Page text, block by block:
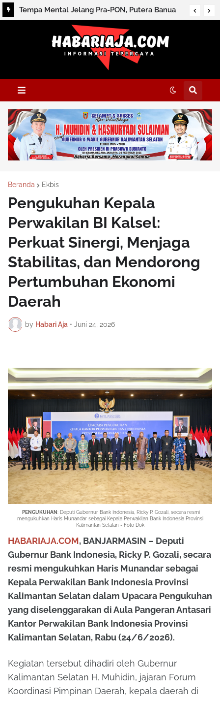
Tempa Mental Jelang Pra-PON, Putera Banua
Ikut Nusantara Futsal League
Beranda Ekbis
Pengukuhan Kepala
Perwakilan BI Kalsel:
Perkuat Sinergi, Menjaga
Stabilitas, dan Mendorong
Pertumbuhan Ekonomi
Daerah
by Habari Aja • Juni 24, 2026
PENGUKUHAN: Deputi Gubernur Bank Indonesia, Ricky P. Gozali, secara resmi
mengukuhkan Haris Munandar sebagai Kepala Perwakilan Bank Indonesia Provinsi
Kalimantan Selatan - Foto Dok
HABARIAJA.COM, BANJARMASIN – Deputi
Gubernur Bank Indonesia, Ricky P. Gozali, secara
resmi mengukuhkan Haris Munandar sebagai
Kepala Perwakilan Bank Indonesia Provinsi
Kalimantan Selatan dalam Upacara Pengukuhan
yang diselenggarakan di Aula Pangeran Antasari
Kantor Perwakilan Bank Indonesia Provinsi
Kalimantan Selatan, Rabu (24/6/2026).
Kegiatan tersebut dihadiri oleh Gubernur
Kalimantan Selatan H. Muhidin, jajaran Forum
Koordinasi Pimpinan Daerah, kepala daerah di